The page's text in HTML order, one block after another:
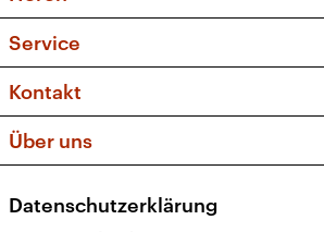
Sendungen und Podcasts
Musikliste
Kakadu – Das Kinderprogramm
Frequenzen (UKW + DAB+)
Service
FAQ
Apps
Newsletter
Veranstaltungen
Kontakt
Social Media
Über uns
Presse
Datenschutzerklärung